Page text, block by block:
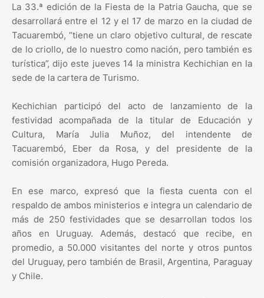
La 33.ª edición de la Fiesta de la Patria Gaucha, que se
desarrollará entre el 12 y el 17 de marzo en la ciudad de
Tacuarembó, “tiene un claro objetivo cultural, de rescate
de lo criollo, de lo nuestro como nación, pero también es
turística”, dijo este jueves 14 la ministra Kechichian en la
sede de la cartera de Turismo.
Kechichian participó del acto de lanzamiento de la
festividad acompañada de la titular de Educación y
Cultura, María Julia Muñoz, del intendente de
Tacuarembó, Eber da Rosa, y del presidente de la
comisión organizadora, Hugo Pereda.
En ese marco, expresó que la fiesta cuenta con el
respaldo de ambos ministerios e integra un calendario de
más de 250 festividades que se desarrollan todos los
años en Uruguay. Además, destacó que recibe, en
promedio, a 50.000 visitantes del norte y otros puntos
del Uruguay, pero también de Brasil, Argentina, Paraguay
y Chile.